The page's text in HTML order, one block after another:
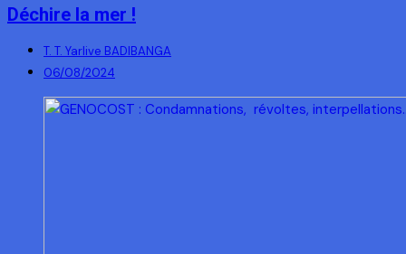
Déchire la mer !
T. T. Yarlive BADIBANGA
06/08/2024